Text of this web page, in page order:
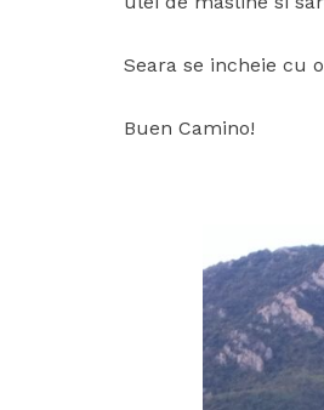
Seara se incheie cu
Buen Camino!